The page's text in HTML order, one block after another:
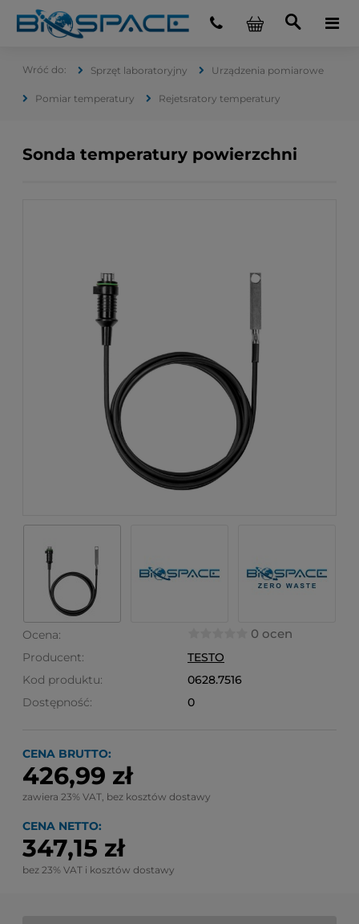
Sprzęt laboratoryjny Urządzenia pomiarowe
Pomiar temperatury Rejetsratory temperatury
Sonda temperatury powierzchni
Ocena: 0 ocen
Producent:
TESTO
Kod produktu:
0628.7516
Dostępność:
0
CENA BRUTTO:
426,99 zł
zawiera 23% VAT, bez kosztów dostawy
CENA NETTO:
347,15 zł
bez 23% VAT i kosztów dostawy